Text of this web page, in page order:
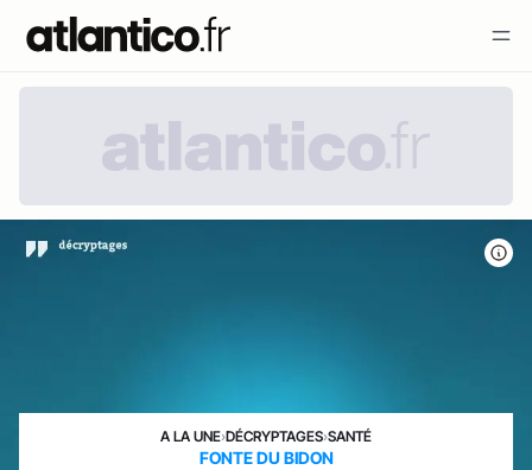
A LA UNE›DÉCRYPTAGES›SANTÉ
FONTE DU BIDON